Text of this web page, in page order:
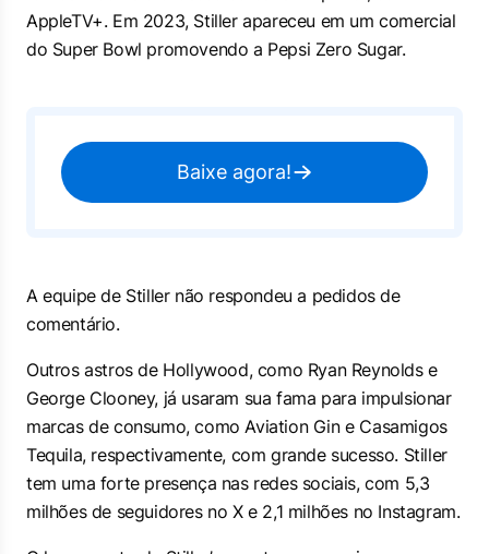
AppleTV+. Em 2023, Stiller apareceu em um comercial
do Super Bowl promovendo a Pepsi Zero Sugar.
Baixe agora!
A equipe de Stiller não respondeu a pedidos de
comentário.
Outros astros de Hollywood, como Ryan Reynolds e
George Clooney, já usaram sua fama para impulsionar
marcas de consumo, como Aviation Gin e Casamigos
Tequila, respectivamente, com grande sucesso. Stiller
tem uma forte presença nas redes sociais, com 5,3
milhões de seguidores no X e 2,1 milhões no Instagram.